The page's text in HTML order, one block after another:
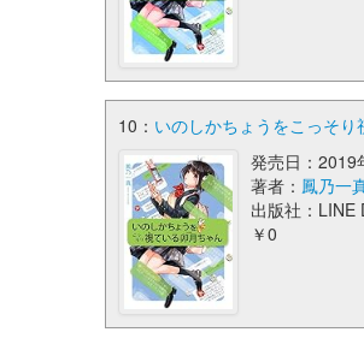
10： いのしかちょうをこっそ
発売日：2019
著者： 鳳乃一
出版社：LINE
￥0